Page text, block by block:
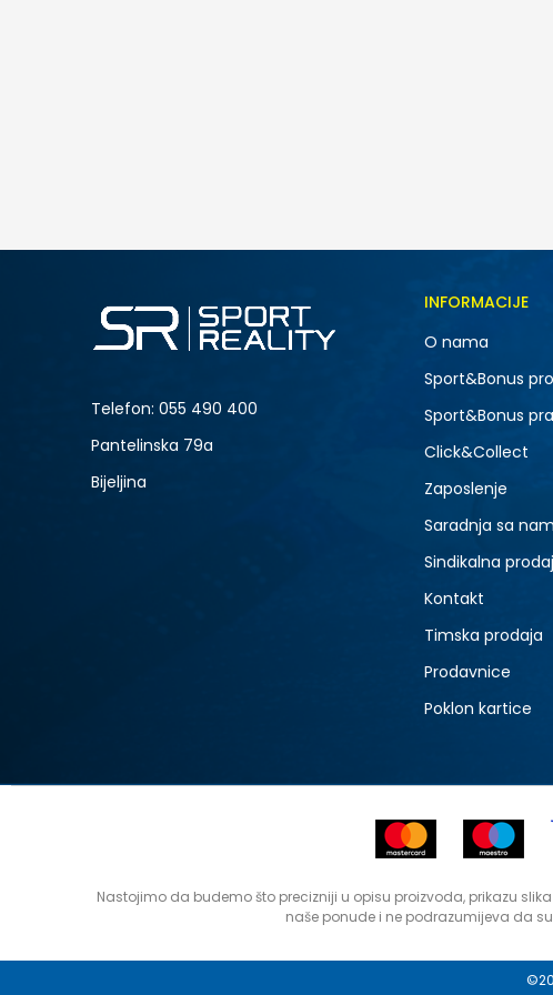
LG
Telefon: 055 490 400
Pantelinska 79a
Bijeljina
INFORMACIJE
O nama
Sport&Bonus
Sport&Bonus
Click&Collect
Zaposlenje
Saradnja sa
Sindikalna
Kontakt
Timska prodaja
Prodavnice
Poklon kartice
Nastojimo da budemo što precizniji u opisu proizvoda, prikazu
naše ponude i ne podrazumijeva da